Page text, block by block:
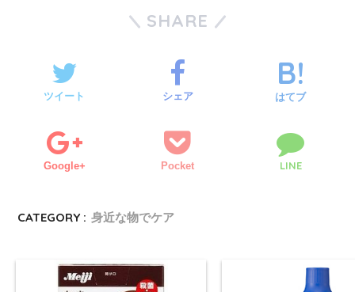
SHARE
ツイート シェア はてブ
Google+ Pocket LINE
CATEGORY : 身近な物でケア